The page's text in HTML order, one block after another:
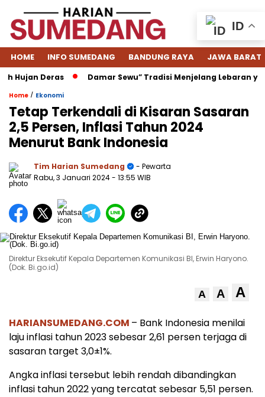
HOME INFO SUMEDANG BANDUNG RAYA JAWA BARAT
Deras Damar Sewu” Tradisi Menjelang Lebaran yang
Home / Ekonomi
Tetap Terkendali di Kisaran Sasaran
2,5 Persen, Inflasi Tahun 2024
Menurut Bank Indonesia
Tim Harian Sumedang
- Pewarta
Rabu, 3 Januari 2024- 13:55 WIB
Direktur Eksekutif Kepala Departemen Komunikasi BI, Erwin Haryono.
(Dok. Bi.go.id)
A A A
HARIANSUMEDANG.COM – Bank Indonesia menilai
laju inflasi tahun 2023 sebesar 2,61 persen terjaga di
sasaran target 3,0±1%.
Angka inflasi tersebut lebih rendah dibandingkan
inflasi tahun 2022 yang tercatat sebesar 5,51 persen.
ID